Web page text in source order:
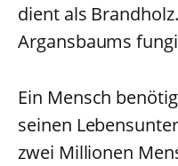
dient als
Argansbaums
Ein Mensch
seinen
zwei Millionen